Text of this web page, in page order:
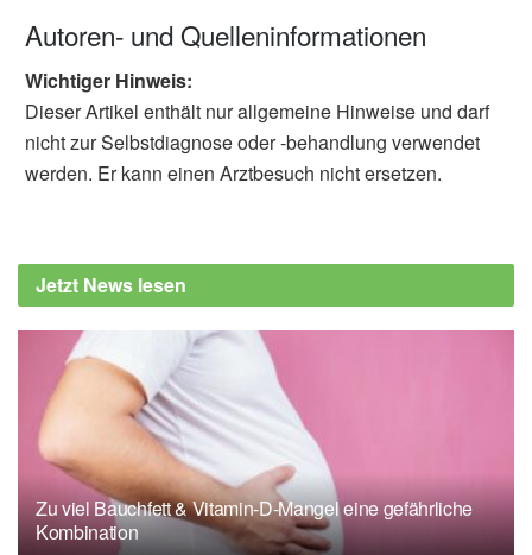
Autoren- und Quelleninformationen
Wichtiger Hinweis:
Dieser Artikel enthält nur allgemeine Hinweise und darf
nicht zur Selbstdiagnose oder -behandlung verwendet
werden. Er kann einen Arztbesuch nicht ersetzen.
Jetzt News lesen
Zu viel Bauchfett & Vitamin-D-Mangel eine gefährliche
Kombination